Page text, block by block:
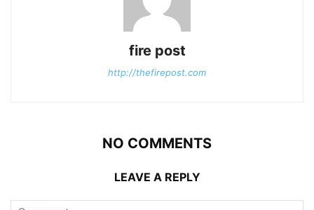
fire post
http://thefirepost.com
NO COMMENTS
LEAVE A REPLY